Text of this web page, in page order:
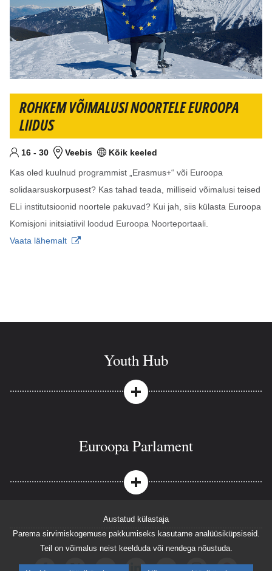
Austatud külastaja
Parema sirvimiskogemuse pakkumiseks kasutame analüüsiküpsiseid.
Teil on võimalus neist keelduda või nendega nõustuda.
ROHKEM VÕIMALUSI NOORTELE EUROOPA
LIIDUS
Sihtvanus
Alates
16 - Kuni
30aastat
KohtVeebis Keel(ed)
Kõik keeled
Kas oled kuulnud programmist „Erasmus+“ või Euroopa
solidaarsuskorpusest? Kas tahad teada, milliseid võimalusi teised
ELi institutsioonid noortele pakuvad? Kui jah, siis külasta Euroopa
Komisjoni initsiatiivil loodud Euroopa Noorteportaali.
Vaata lähemalt
Youth Hub
Euroopa Parlament